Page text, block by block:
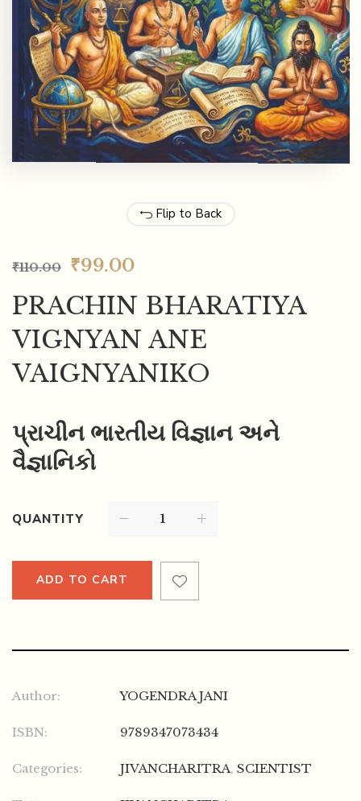
Flip to Back
₹110.00 ₹99.00
PRACHIN BHARATIYA
VIGNYAN ANE
VAIGNYANIKO
પ્રાચીન ભારતીય વિજ્ઞાન અને
વૈજ્ઞાનિકો
QUANTITY
ADD TO CART
Author: YOGENDRA JANI
ISBN: 9789347073434
Categories: JIVANCHARITRA, SCIENTIST